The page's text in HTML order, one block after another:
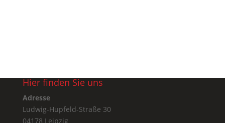
Hier finden Sie uns
Adresse
Ludwig-Hupfeld-Straße 30
04178 Leipzig